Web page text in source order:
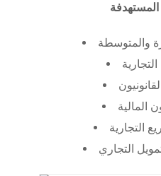
والمتوسطة
المالية
التجارية
التجاري